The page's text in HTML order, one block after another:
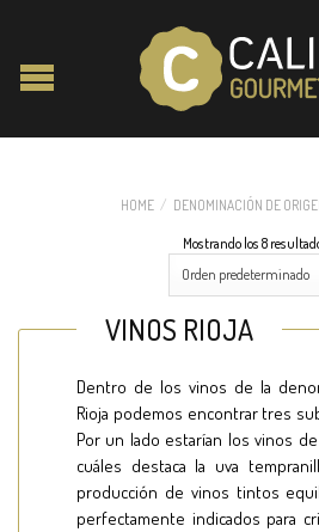
HOME / DENOMINACIÓN DE
Mostrando los 8
VINOS RIOJA
Dentro de los vinos de la
Rioja podemos encontrar tres
Por un lado estarían los vinos
cuáles destaca la uva
producción de vinos tintos
perfectamente indicados para